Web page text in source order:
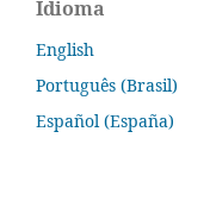
Idioma
English
Português (Brasil)
Español (España)